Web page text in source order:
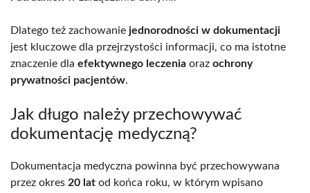
Dlatego też zachowanie jednorodności w dokumentacji
jest kluczowe dla przejrzystości informacji, co ma istotne
znaczenie dla efektywnego leczenia oraz ochrony
prywatności pacjentów.
Jak długo należy przechowywać
dokumentację medyczną?
Dokumentacja medyczna powinna być przechowywana
przez okres 20 lat od końca roku, w którym wpisano